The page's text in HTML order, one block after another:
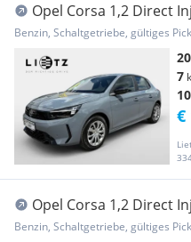
Opel Corsa 1,2 Direct
Corsa...
Benzin, Schaltgetriebe, gültiges
7
€
Opel Corsa 1,2 Direct
Corsa...
Benzin, Schaltgetriebe, gültiges